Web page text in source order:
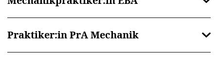
Praktiker:in PrA Mechanik